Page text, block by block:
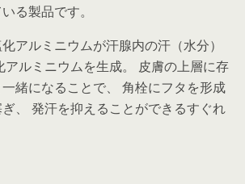
る製品です。
アルミニウムが汗腺内の汗（水分）
アルミニウムを生成。 皮膚の上層に存
緒になることで、 角栓にフタを形成
、 発汗を抑えることができるすぐれ